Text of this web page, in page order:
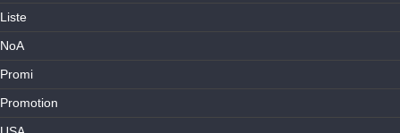
Liste
NoA
Promi
Promotion